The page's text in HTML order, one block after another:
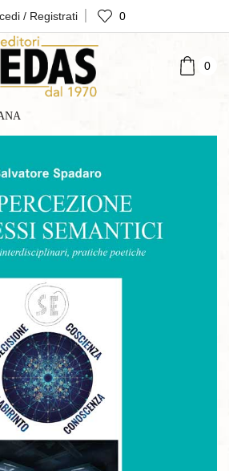
/ Registrati 0
0